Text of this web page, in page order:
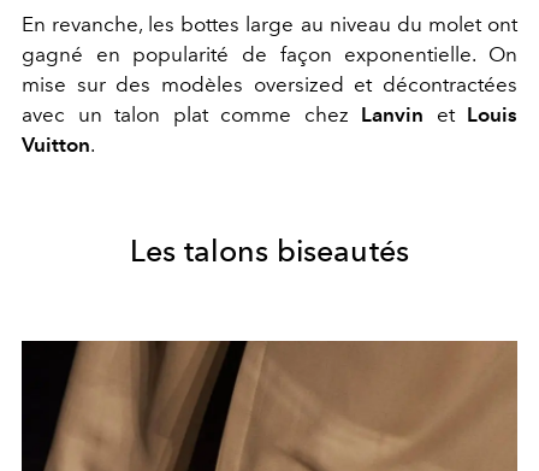
En revanche, les bottes large au niveau du molet ont
gagné en popularité de façon exponentielle. On
mise sur des modèles oversized et décontractées
avec un talon plat comme chez Lanvin et Louis
Vuitton.
Les talons biseautés